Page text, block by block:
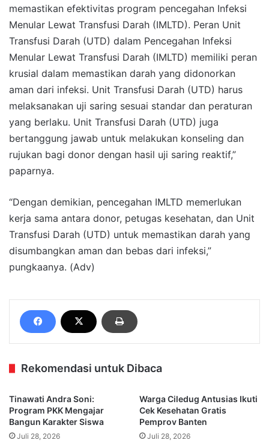
memastikan efektivitas program pencegahan Infeksi
Menular Lewat Transfusi Darah (IMLTD). Peran Unit
Transfusi Darah (UTD) dalam Pencegahan Infeksi
Menular Lewat Transfusi Darah (IMLTD) memiliki peran
krusial dalam memastikan darah yang didonorkan
aman dari infeksi. Unit Transfusi Darah (UTD) harus
melaksanakan uji saring sesuai standar dan peraturan
yang berlaku. Unit Transfusi Darah (UTD) juga
bertanggung jawab untuk melakukan konseling dan
rujukan bagi donor dengan hasil uji saring reaktif,”
paparnya.
“Dengan demikian, pencegahan IMLTD memerlukan
kerja sama antara donor, petugas kesehatan, dan Unit
Transfusi Darah (UTD) untuk memastikan darah yang
disumbangkan aman dan bebas dari infeksi,”
pungkaanya. (Adv)
Rekomendasi untuk Dibaca
Tinawati Andra Soni:
Program PKK Mengajar
Bangun Karakter Siswa
Juli 28, 2026
Warga Ciledug Antusias Ikuti
Cek Kesehatan Gratis
Pemprov Banten
Juli 28, 2026